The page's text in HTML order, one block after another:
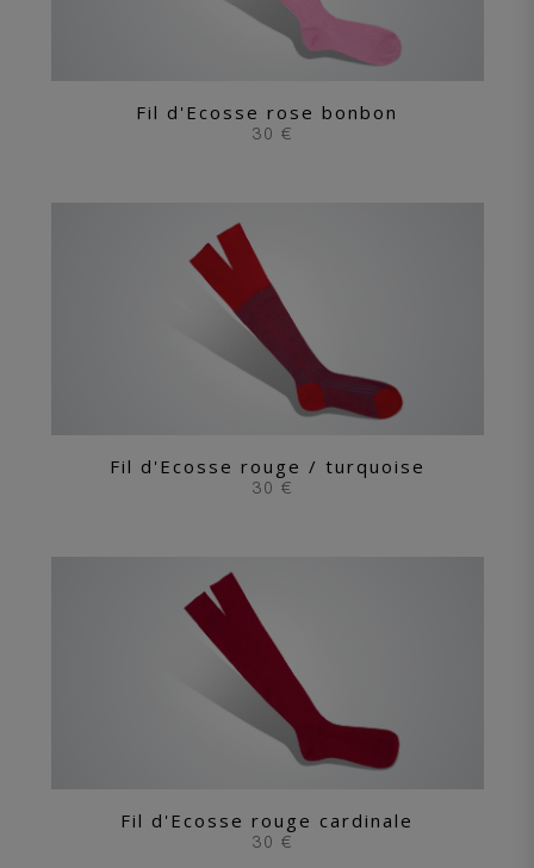
Fil d'Ecosse rose bonbon
30 €
Fil d'Ecosse rouge / turquoise
30 €
Fil d'Ecosse rouge cardinale
30 €